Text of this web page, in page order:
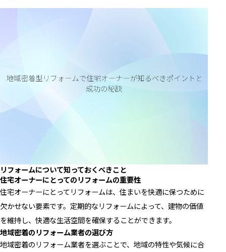
リフォームについて知っておくべきこと
住宅オーナーにとってのリフォームの重要性
住宅オーナーにとってリフォームは、住まいを快適に保つために
欠かせない要素です。定期的なリフォームによって、建物の価値
を維持し、快適な生活空間を確保することができます。
地域密着のリフォーム業者の選び方
地域密着のリフォーム業者を選ぶことで、地域の特性や気候に合